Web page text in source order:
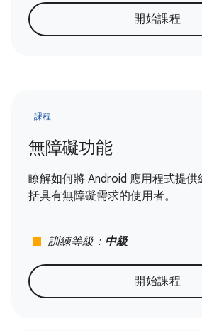
開始課程
課程
無障礙功能
瞭解如何將 Android 應用程式提
括具有無障礙需求的使用者。
stop 訓練等級： 中級
開始課程